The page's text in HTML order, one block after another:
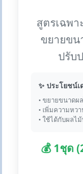
สูตรเฉพ
ขยายขน
ปรับ
✨ ประโยชน์เ
• ขยายขนาดผ
• เพิ่มความหว
• ใช้ได้กับผลไ
💰 1ชุด